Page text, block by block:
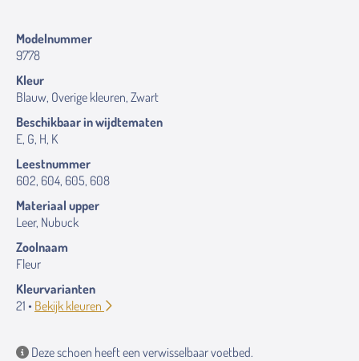
Modelnummer
9778
Kleur
Blauw, Overige kleuren, Zwart
Beschikbaar in wijdtematen
E, G, H, K
Leestnummer
602, 604, 605, 608
Materiaal upper
Leer, Nubuck
Zoolnaam
Fleur
Kleurvarianten
21 • Bekijk kleuren
Deze schoen heeft een verwisselbaar voetbed.